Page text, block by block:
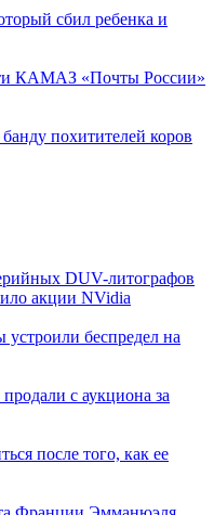
сбил ребенка и
КАМАЗ «Почты России»
похитителей коров
DUV-литографов
акции NVidia
беспредел на
с аукциона за
после того, как ее